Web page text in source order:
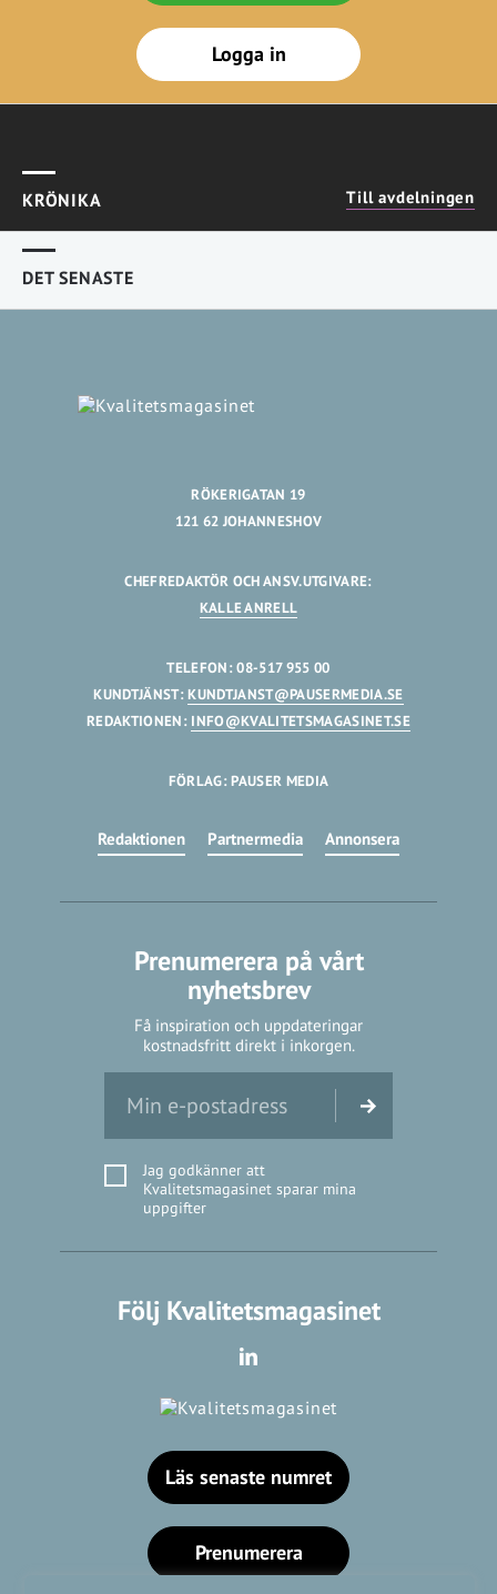
Logga in
KRÖNIKA Till avdelningen
DET SENASTE
RÖKERIGATAN 19
121 62 JOHANNESHOV
CHEFREDAKTÖR OCH ANSV.UTGIVARE:
KALLE ANRELL
TELEFON: 08-517 955 00
KUNDTJÄNST:KUNDTJANST@PAUSERMEDIA.SE
REDAKTIONEN: INFO@KVALITETSMAGASINET.SE
FÖRLAG: PAUSER MEDIA
Redaktionen Partnermedia Annonsera
Prenumerera på vårt
nyhetsbrev
Få inspiration och uppdateringar
kostnadsfritt direkt i inkorgen.
Jag godkänner att
Kvalitetsmagasinet sparar mina
uppgifter
Följ Kvalitetsmagasinet
Läs senaste numret
Prenumerera